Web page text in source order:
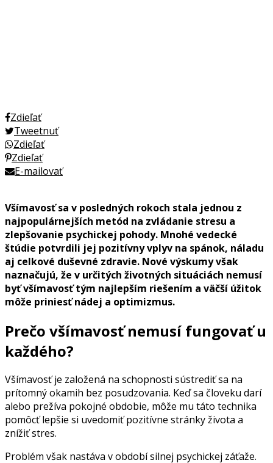
Zdieľať
Tweetnuť
Zdieľať
Zdieľať
E-mailovať
Všímavosť sa v posledných rokoch stala jednou z
najpopulárnejších metód na zvládanie stresu a
zlepšovanie psychickej pohody. Mnohé vedecké
štúdie potvrdili jej pozitívny vplyv na spánok, náladu
aj celkové duševné zdravie. Nové výskumy však
naznačujú, že v určitých životných situáciách nemusí
byť všímavosť tým najlepším riešením a väčší úžitok
môže priniesť nádej a optimizmus.
Prečo všímavosť nemusí fungovať u
každého?
Všímavosť je založená na schopnosti sústrediť sa na
prítomný okamih bez posudzovania. Keď sa človeku darí
alebo prežíva pokojné obdobie, môže mu táto technika
pomôcť lepšie si uvedomiť pozitívne stránky života a
znížiť stres.
Problém však nastáva v období silnej psychickej záťaže.